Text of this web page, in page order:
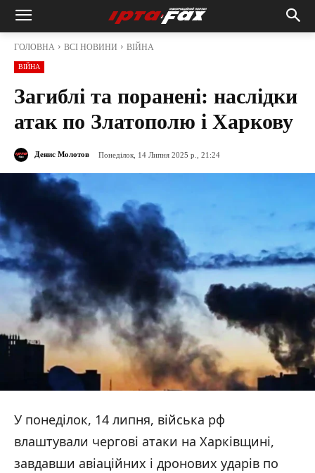
ГОЛОВНА ВСІ НОВИНИ ВІЙНА
ВІЙНА
Загиблі та поранені: наслідки
атак по Златополю і Харкову
Денис Молотов Понеділок, 14 Липня 2025 р., 21:24
У понеділок, 14 липня, війська рф
влаштували чергові атаки на Харківщині,
завдавши авіаційних і дронових ударів по